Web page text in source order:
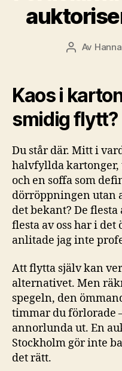
Av Hanna
Kaos i
smidig flytt?
Du står där. Mitt i
halvfyllda
och en soffa som
dörröppningen utan
det bekant? De flesta
flesta av oss har i
anlitade jag inte
Att flytta själv kan
alternativet. Men
spegeln, den
timmar du förlorade
annorlunda ut. En
Stockholm gör inte
det rätt.